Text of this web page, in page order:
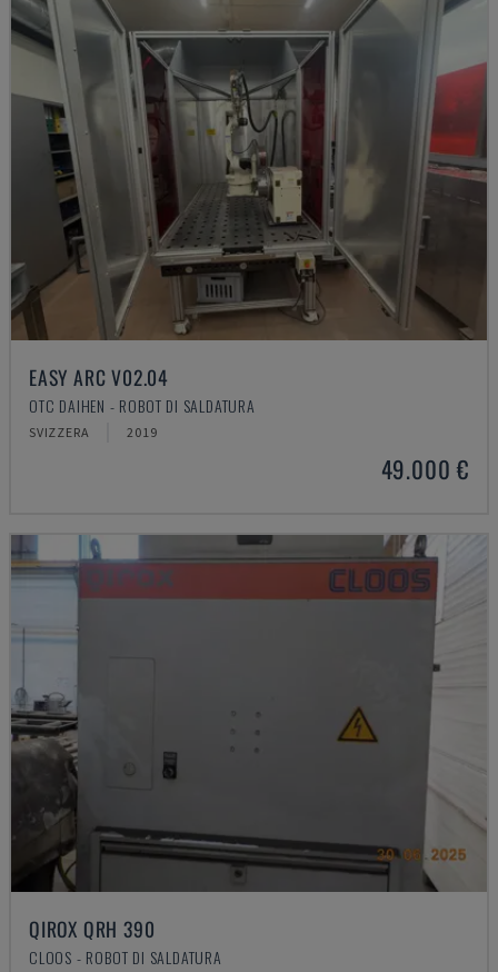
EASY ARC V02.04
OTC DAIHEN - ROBOT DI SALDATURA
SVIZZERA 2019
49.000 €
QIROX QRH 390
CLOOS - ROBOT DI SALDATURA